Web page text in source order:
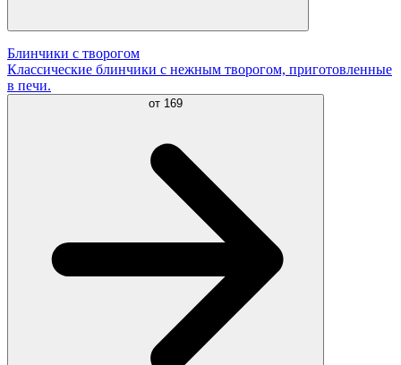
Блинчики с творогом
Классические блинчики с нежным творогом, приготовленные
в печи.
от 169